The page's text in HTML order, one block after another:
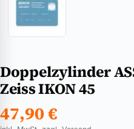
Doppelzylinder
Zeiss IKON 45
47,90€